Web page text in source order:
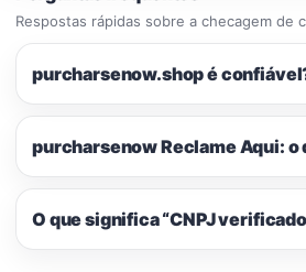
Respostas rápidas sobre a checagem de
purcharsenow.shop é
purcharsenow Reclame Aqui: o
O que significa “CNPJ